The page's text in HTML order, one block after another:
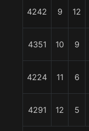
4242 9 12
4351 10 9
4224 11 6
4291 12 5